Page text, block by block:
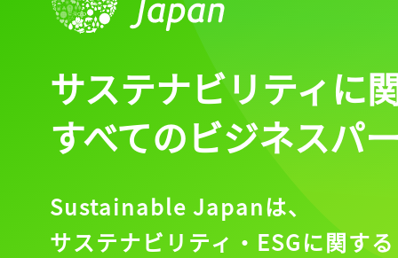
サステナビリティに
すべてのビジネスパ
Sustainable Japanは、
サステナビリティ・ESGに関する